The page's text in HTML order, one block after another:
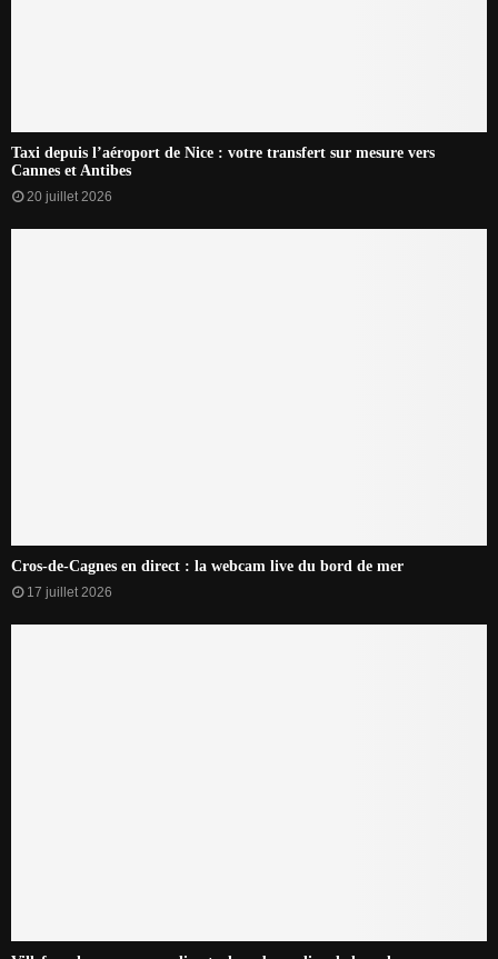
Taxi depuis l’aéroport de Nice : votre transfert sur mesure vers
Cannes et Antibes
20 juillet 2026
Cros-de-Cagnes en direct : la webcam live du bord de mer
17 juillet 2026